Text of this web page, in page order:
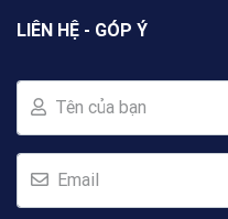
LIÊN HỆ - GÓP Ý
Tên của bạn
Email